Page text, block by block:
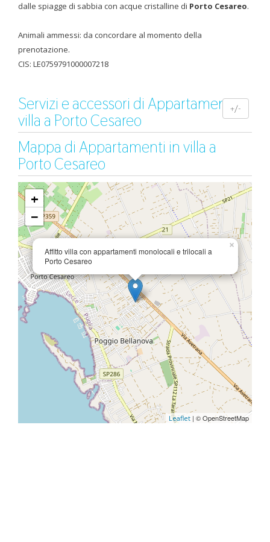
dalle spiagge di sabbia con acque cristalline di Porto Cesareo.
Animali ammessi: da concordare al momento della
prenotazione.
CIS: LE0759791000007218
Servizi e accessori di Appartamenti in
villa a Porto Cesareo
+/-
Mappa di Appartamenti in villa a
Porto Cesareo
Affitto villa con appartamenti monolocali e trilocali a
Porto Cesareo
×
+
−
Leaflet | © OpenStreetMap